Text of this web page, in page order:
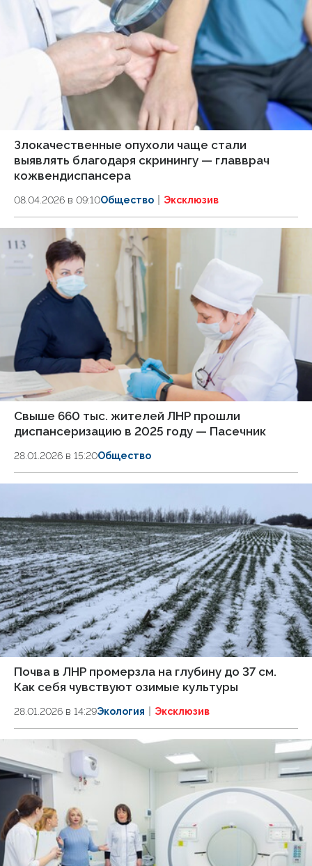
Злокачественные опухоли чаще стали
выявлять благодаря скринингу — главврач
кожвендиспансера
08.04.2026 в 09:10Общество Эксклюзив
Свыше 660 тыс. жителей ЛНР прошли
диспансеризацию в 2025 году — Пасечник
28.01.2026 в 15:20Общество
Почва в ЛНР промерзла на глубину до 37 см.
Как себя чувствуют озимые культуры
28.01.2026 в 14:29Экология Эксклюзив